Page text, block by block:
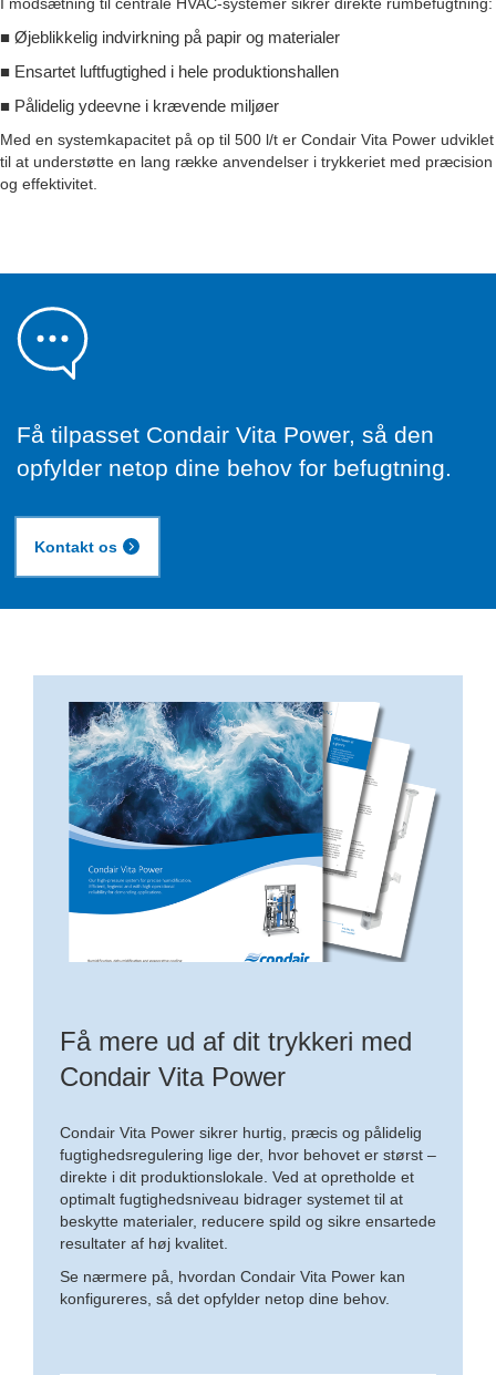
I modsætning til centrale HVAC-systemer sikrer direkte rumbefugtning:
■ Øjeblikkelig indvirkning på papir og materialer
■ Ensartet luftfugtighed i hele produktionshallen
■ Pålidelig ydeevne i krævende miljøer
Med en systemkapacitet på op til 500 l/t er Condair Vita Power udviklet
til at understøtte en lang række anvendelser i trykkeriet med præcision
og effektivitet.
Få tilpasset Condair Vita Power, så den
opfylder netop dine behov for befugtning.
Kontakt os
Få mere ud af dit trykkeri med
Condair Vita Power
Condair Vita Power sikrer hurtig, præcis og pålidelig
fugtighedsregulering lige der, hvor behovet er størst –
direkte i dit produktionslokale. Ved at opretholde et
optimalt fugtighedsniveau bidrager systemet til at
beskytte materialer, reducere spild og sikre ensartede
resultater af høj kvalitet.
Se nærmere på, hvordan Condair Vita Power kan
konfigureres, så det opfylder netop dine behov.